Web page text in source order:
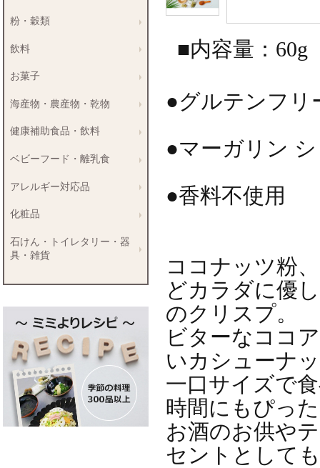
■内容量：60g
●グルテンフリ
●マーガリン
●香料不使用
ココナッツ粉
どカラダに優
のクリスプ。
ビターなココ
いカシューナ
一口サイズで
時間にもぴっ
お酒のお供や
セントとして
粉・穀類
飲料
お菓子
海産物・農産物・乾物
健康補助食品・飲料
ベビーフード・離乳食
アレルギー対応品
化粧品
石けん・トイレタリー・器
具・雑貨